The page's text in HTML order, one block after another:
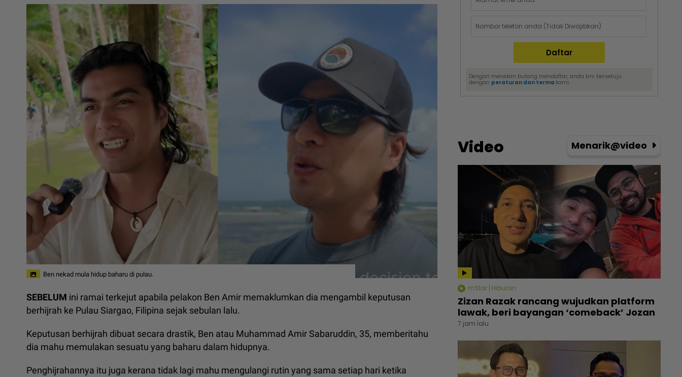
Ben nekad mula hidup baharu di pulau.
SEBELUM ini ramai terkejut apabila pelakon Ben Amir memaklumkan dia mengambil keputusan
berhijrah ke Pulau Siargao, Filipina sejak sebulan lalu.
Keputusan berhijrah dibuat secara drastik, Ben atau Muhammad Amir Sabaruddin, 35, memberitahu
dia mahu memulakan sesuatu yang baharu dalam hidupnya.
Penghijrahannya itu juga kerana tidak lagi mahu mengulangi rutin yang sama setiap hari ketika
Dengan menekan butang mendaftar, anda kini bersetuju
dengan peraturan dan terma kami.
Video Menarik@video
mStar | Hiburan
Zizan Razak rancang wujudkan platform
lawak, beri bayangan ‘comeback’ Jozan
7 jam lalu